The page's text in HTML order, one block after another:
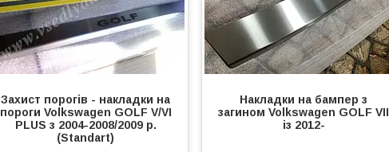
Захист порогів - накладки на
пороги Volkswagen GOLF V/VI
PLUS з 2004-2008/2009 р.
(Standart)
Накладки на бампер з
загином Volkswagen GOLF VII
із 2012-